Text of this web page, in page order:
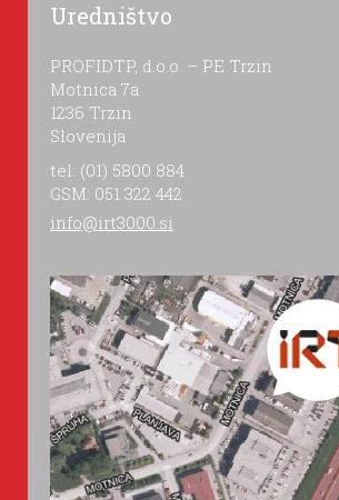
Uredništvo
PROFIDTP, d.o.o. – PE Trzin
Motnica 7a
1236 Trzin
Slovenija
tel: (01) 5800 884
GSM: 051 322 442
info@irt3000.si